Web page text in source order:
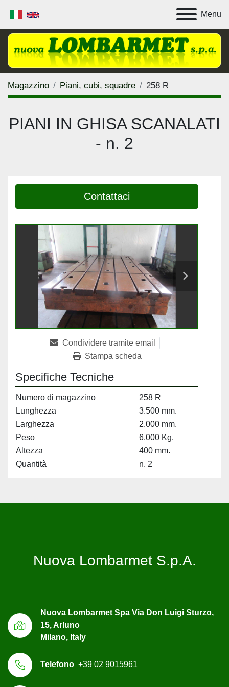
Menu
Magazzino Piani, cubi, squadre 258 R
PIANI IN GHISA SCANALATI
- n. 2
Contattaci
Condividere tramite email
Stampa scheda
Specifiche Tecniche
Numero di magazzino
258 R
Lunghezza
3.500 mm.
Larghezza
2.000 mm.
Peso
6.000 Kg.
Altezza
400 mm.
Quantità
n. 2
Nuova Lombarmet S.p.A.
Nuova Lombarmet Spa Via Don Luigi Sturzo,
15, Arluno
Milano, Italy
Telefono +39 02 9015961